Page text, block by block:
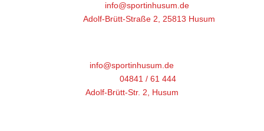
info@sportinhusum.de
Adresse:Adolf-Brütt-Straße 2, 25813 Husum
info@sportinhusum.de
04841 / 61 444
Adolf-Brütt-Str. 2, Husum